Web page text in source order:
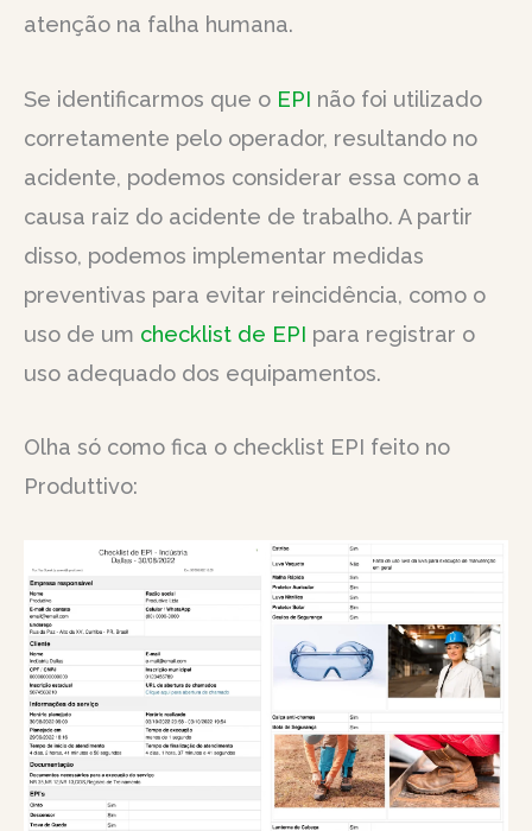
atenção na falha humana.
Se identificarmos que o EPI não foi utilizado
corretamente pelo operador, resultando no
acidente, podemos considerar essa como a
causa raiz do acidente de trabalho. A partir
disso, podemos implementar medidas
preventivas para evitar reincidência, como o
uso de um checklist de EPI para registrar o
uso adequado dos equipamentos.
Olha só como fica o checklist EPI feito no
Produttivo: